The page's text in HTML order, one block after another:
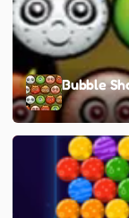
Bubble